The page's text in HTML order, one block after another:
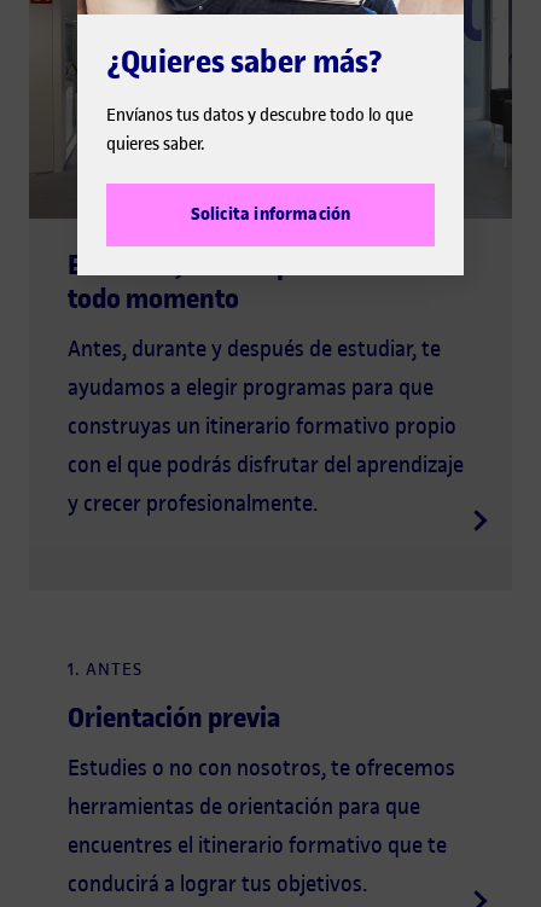
En la UOC, te acompañamos en
todo momento
Antes, durante y después de estudiar, te
ayudamos a elegir programas para que
construyas un itinerario formativo propio
con el que podrás disfrutar del aprendizaje
y crecer profesionalmente.
1. ANTES
Orientación previa
Estudies o no con nosotros, te ofrecemos
herramientas de orientación para que
encuentres el itinerario formativo que te
conducirá a lograr tus objetivos.
¿Quieres saber más?
Envíanos tus datos y descubre todo lo que
quieres saber.
Solicita información